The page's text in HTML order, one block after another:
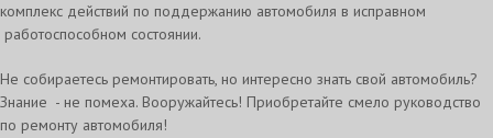
комплекс действий по поддержанию автомобиля в исправном
работоспособном состоянии.
Не собираетесь ремонтировать, но интересно знать свой автомобиль?
Знание - не помеха. Вооружайтесь! Приобретайте смело руководство
по ремонту автомобиля!